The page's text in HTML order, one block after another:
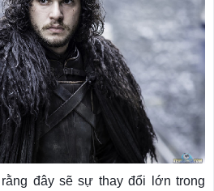
đây sẽ sự thay đổi lớn trong